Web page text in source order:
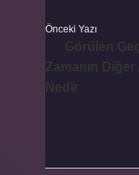
Önceki Yazı